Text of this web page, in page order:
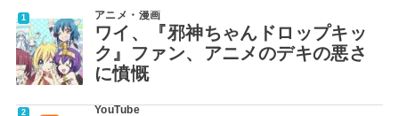
アニメ・漫画
ワイ、『邪神ちゃんドロップキッ
ク』ファン、アニメのデキの悪さ
に憤慨
YouTube